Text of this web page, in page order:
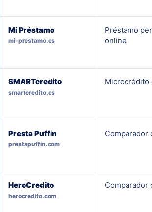
Mi Préstamo
mi-prestamo.es
Préstamo
online
SMARTcredito
smartcredito.es
Microcrédito
Presta Puffin
prestapuffin.com
Comparador
HeroCredito
herocredito.com
Comparador